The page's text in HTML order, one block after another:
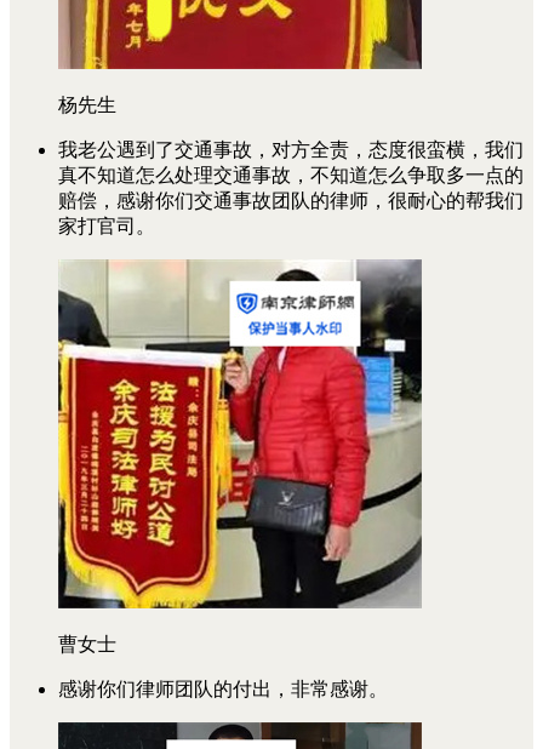
杨先生
我老公遇到了交通事故，对方全责，态度很蛮横，我们
真不知道怎么处理交通事故，不知道怎么争取多一点的
赔偿，感谢你们交通事故团队的律师，很耐心的帮我们
家打官司。
曹女士
感谢你们律师团队的付出，非常感谢。